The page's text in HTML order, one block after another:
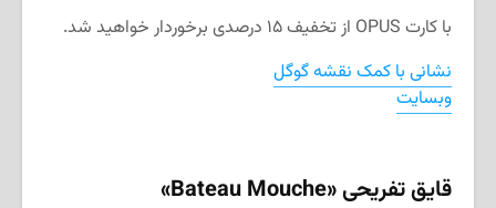
با کارت OPUS از تخفیف ۱۵ درصدی برخوردار خواهید شد.
نشانی با کمک نقشه گوگل
وبسایت
قایق تفریحی «Bateau Mouche
»